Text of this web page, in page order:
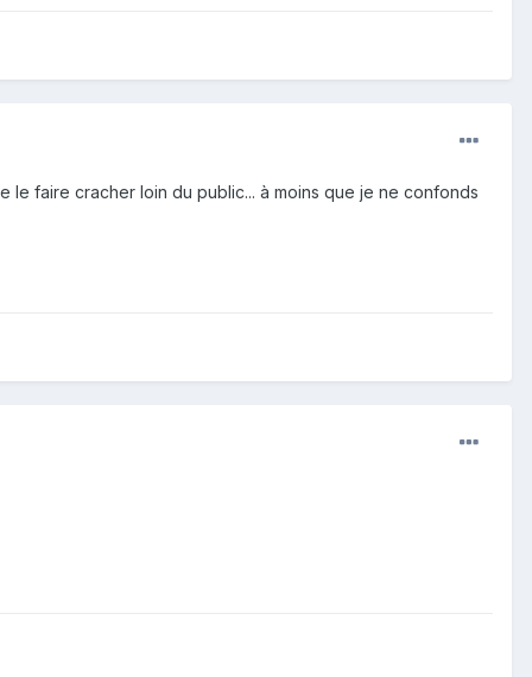
faire cracher loin du public... à moins que je ne confonds